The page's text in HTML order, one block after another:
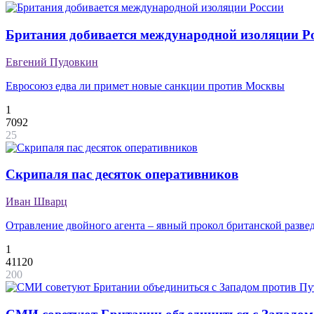
Британия добивается международной изоляции
Евгений Пудовкин
Евросоюз едва ли примет новые санкции против Москвы
1
7092
25
Скрипаля пас десяток оперативников
Иван Шварц
Отравление двойного агента – явный прокол британской
1
41120
200